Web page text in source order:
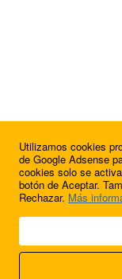
© 2009 - 2026
Utilizamos cookies
de Google Adsense
cookies solo se
botón de Aceptar.
Rechazar. Más